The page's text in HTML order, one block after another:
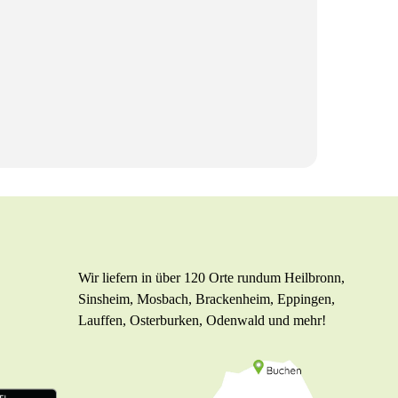
Wir liefern in über 120 Orte rundum Heilbronn,
Sinsheim, Mosbach, Brackenheim, Eppingen,
Lauffen, Osterburken, Odenwald und mehr!